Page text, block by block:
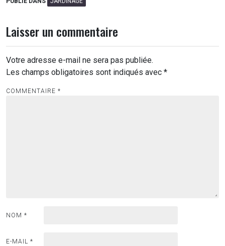
Laisser un commentaire
Votre adresse e-mail ne sera pas publiée.
Les champs obligatoires sont indiqués avec *
COMMENTAIRE *
NOM *
E-MAIL *